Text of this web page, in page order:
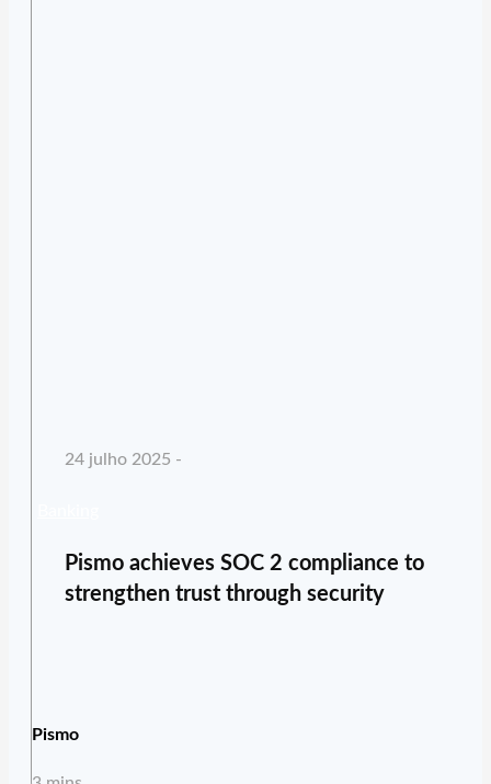
24 julho 2025 -
Pismo achieves SOC 2 compliance to
strengthen trust through security
Pismo